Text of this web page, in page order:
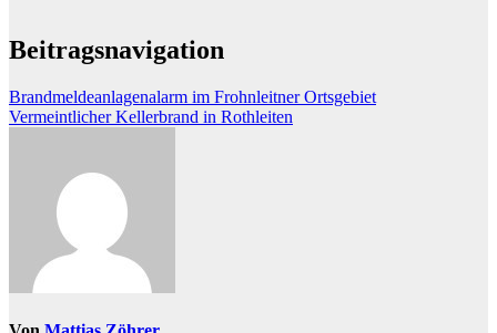
Beitragsnavigation
Brandmeldeanlagenalarm im Frohnleitner Ortsgebiet
Vermeintlicher Kellerbrand in Rothleiten